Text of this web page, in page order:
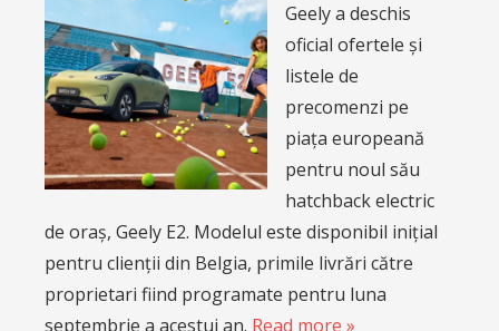
Geely a deschis
oficial ofertele și
listele de
precomenzi pe
piața europeană
pentru noul său
hatchback electric
de oraș, Geely E2. Modelul este disponibil inițial
pentru clienții din Belgia, primile livrări către
proprietari fiind programate pentru luna
septembrie a acestui an. Read more »